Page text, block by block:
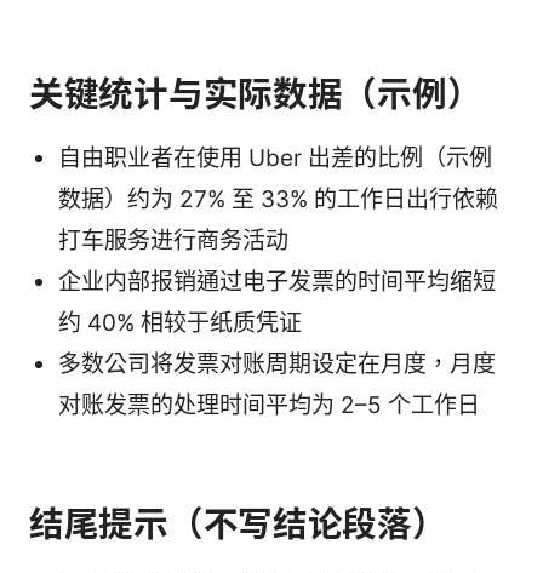
关键统计与实际数据（示例）
自由职业者在使用 Uber 出差的比例（示例
数据）约为 27% 至 33% 的工作日出行依赖
打车服务进行商务活动
企业内部报销通过电子发票的时间平均缩短
约 40% 相较于纸质凭证
多数公司将发票对账周期设定在月度，月度
对账发票的处理时间平均为 2–5 个工作日
结尾提示（不写结论段落）